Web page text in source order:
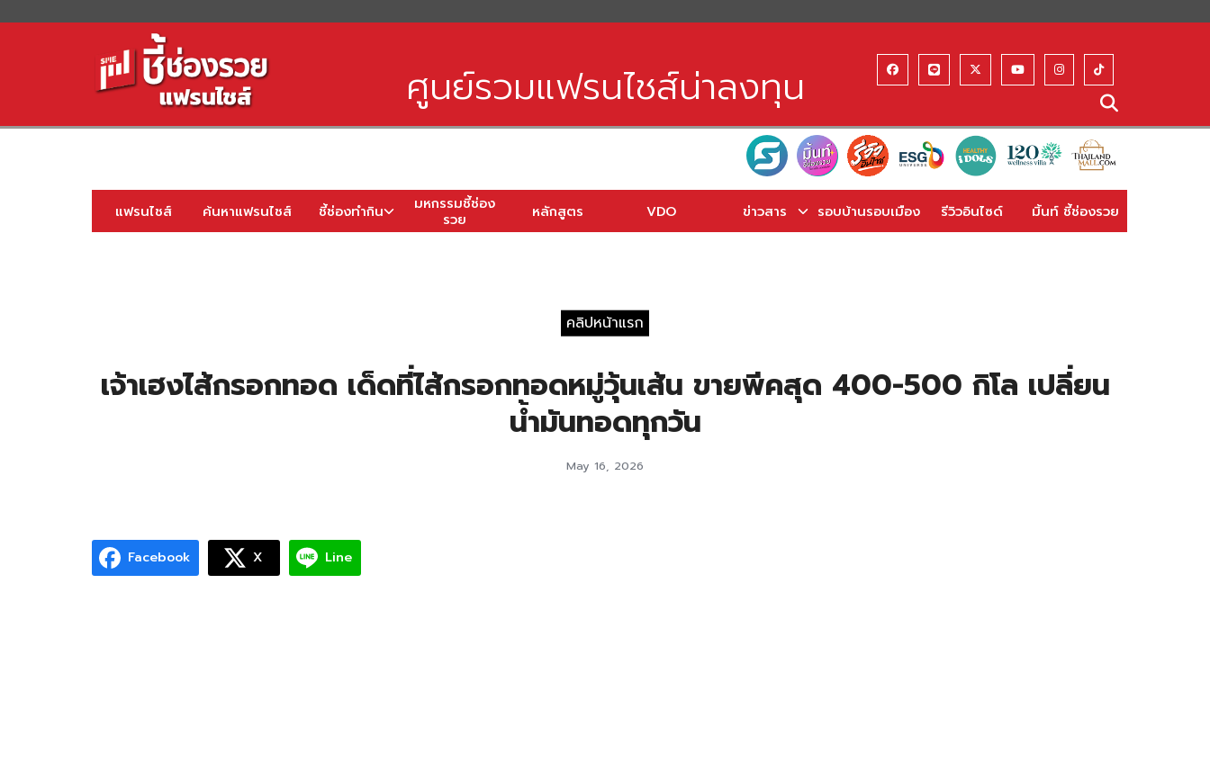
ศูนย์รวมแฟรนไชส์น่าลงทุน
แฟรนไชส์ ค้นหาแฟรนไชส์ ชี้ช่องทำกิน
มหกรรมชี้ช่อง
รวย
หลักสูตร VDO ข่าวสาร รอบบ้านรอบเมือง รีวิวอินไซด์ มิ้นท์ ชี้ช่องรวย
คลิปหน้าแรก
เจ้าเฮงไส้กรอกทอด เด็ดที่ไส้กรอกทอดหมู่วุ้นเส้น ขายพีคสุด 400-500 กิโล เปลี่ยน
น้ำมันทอดทุกวัน
May 16, 2026
Facebook X Line